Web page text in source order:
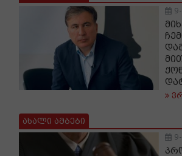
ახალი ამბები